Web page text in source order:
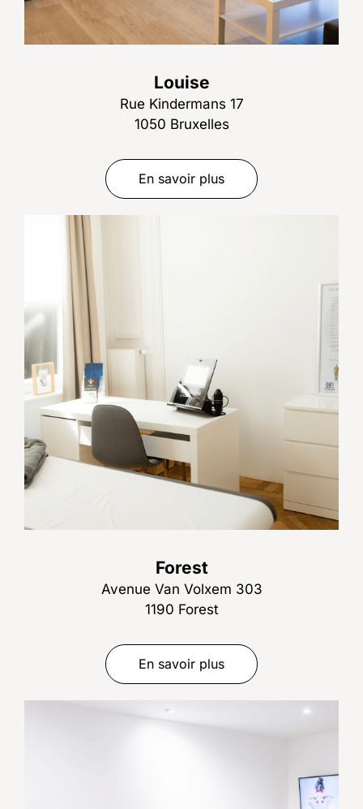
Louise
Rue Kindermans 17
1050 Bruxelles
En savoir plus
Forest
Avenue Van Volxem 303
1190 Forest
En savoir plus